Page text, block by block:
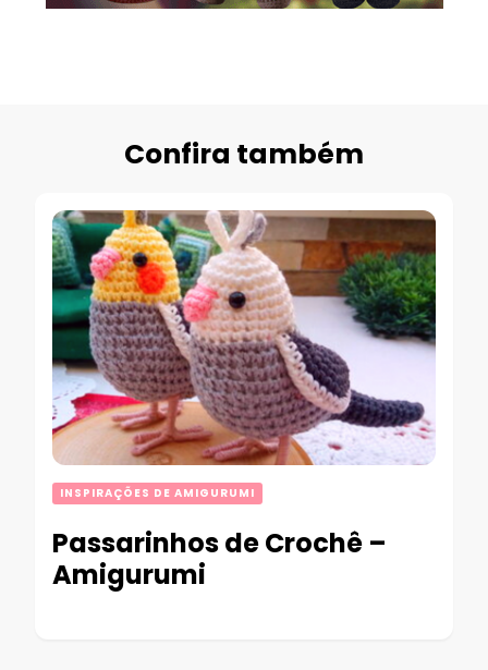
Confira também
INSPIRAÇÕES DE AMIGURUMI
Passarinhos de Crochê –
Amigurumi